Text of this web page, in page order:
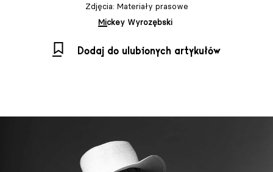
Zdjęcia: Materiały prasowe
Mickey Wyrozębski
Dodaj do ulubionych artykułów